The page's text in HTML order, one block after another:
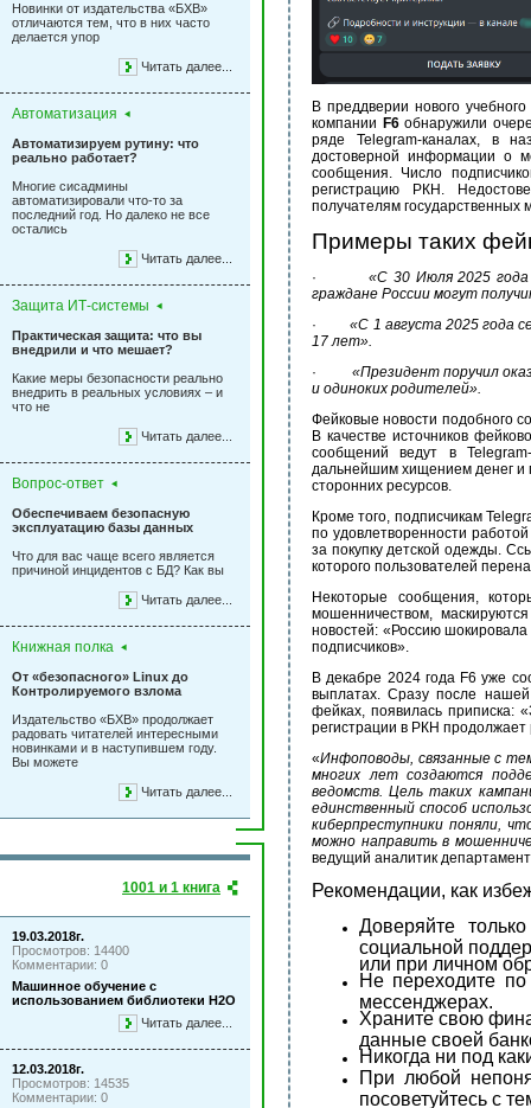
Новинки от издательства «БХВ»
отличаются тем, что в них часто
делается упор
Читать далее...
Автоматизация
Автоматизируем рутину: что
реально работает?
Многие сисадмины
автоматизировали что-то за
последний год. Но далеко не все
остались
Читать далее...
Защита ИТ-системы
Практическая защита: что вы
внедрили и что мешает?
Какие меры безопасности реально
внедрить в реальных условиях – и
что не
Читать далее...
Вопрос-ответ
Обеспечиваем безопасную
эксплуатацию базы данных
Что для вас чаще всего является
причиной инцидентов с БД? Как вы
Читать далее...
Книжная полка
От «безопасного» Linux до
Контролируемого взлома
Издательство «БХВ» продолжает
радовать читателей интересными
новинками и в наступившем году.
Вы можете
Читать далее...
1001 и 1 книга
19.03.2018г.
Просмотров: 14400
Комментарии: 0
Машинное обучение с
использованием библиотеки Н2О
Читать далее...
12.03.2018г.
Просмотров: 14535
Комментарии: 0
В преддверии нового
компании F6обнаружили
ряде Telegram-каналах, в
достоверной информации о
сообщения. Число
регистрацию РКН.
получателям государственных
Примеры таких
·
«С 30 Июля 2025
граждане России могут
·
«С 1 августа 2025 года
17 лет».
·
«Президент поручил
и одиноких родителей».
Фейковые новости подобного
В качестве источников
сообщений ведут в Telegram
дальнейшим хищением денег и
сторонних ресурсов.
Кроме того, подписчикам
по удовлетворенности
за покупку детской одежды.
которого пользователей
Некоторые сообщения,
мошенничеством,
новостей: «Россию
подписчиков».
В декабре 2024 года F6 уже
выплатах. Сразу после нашей
фейках, появилась приписка:
регистрации в РКН
«Инфоповоды, связанные с
многих лет создаются
ведомств. Цель таких
единственный способ
киберпреступники поняли,
можно направить в
ведущий аналитик
Рекомендации, как
Доверяйте
социальной
или при личном
Не переходите
мессенджерах.
Храните свою
данные своей
Никогда ни под
При любой
посоветуйтесь с